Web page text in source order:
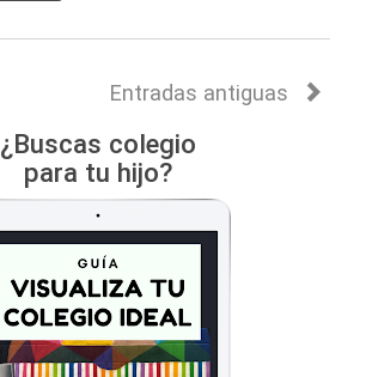
Entradas antiguas
¿Buscas colegio
para tu hijo?